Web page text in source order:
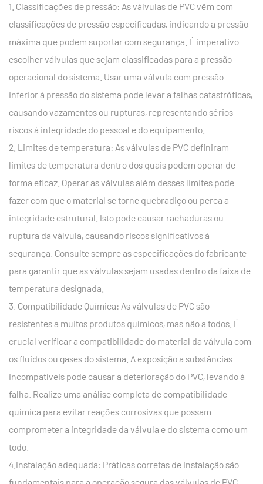
1. Classificações de pressão: As válvulas de PVC vêm com
classificações de pressão especificadas, indicando a pressão
máxima que podem suportar com segurança. É imperativo
escolher válvulas que sejam classificadas para a pressão
operacional do sistema. Usar uma válvula com pressão
inferior à pressão do sistema pode levar a falhas catastróficas,
causando vazamentos ou rupturas, representando sérios
riscos à integridade do pessoal e do equipamento.
2. Limites de temperatura: As válvulas de PVC definiram
limites de temperatura dentro dos quais podem operar de
forma eficaz. Operar as válvulas além desses limites pode
fazer com que o material se torne quebradiço ou perca a
integridade estrutural. Isto pode causar rachaduras ou
ruptura da válvula, causando riscos significativos à
segurança. Consulte sempre as especificações do fabricante
para garantir que as válvulas sejam usadas dentro da faixa de
temperatura designada.
3. Compatibilidade Química: As válvulas de PVC são
resistentes a muitos produtos químicos, mas não a todos. É
crucial verificar a compatibilidade do material da válvula com
os fluidos ou gases do sistema. A exposição a substâncias
incompatíveis pode causar a deterioração do PVC, levando à
falha. Realize uma análise completa de compatibilidade
química para evitar reações corrosivas que possam
comprometer a integridade da válvula e do sistema como um
todo.
4.Instalação adequada: Práticas corretas de instalação são